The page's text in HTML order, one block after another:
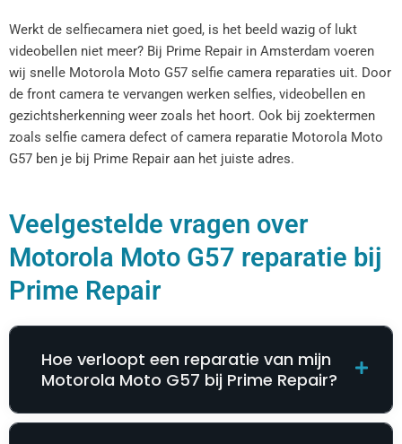
Werkt de selfiecamera niet goed, is het beeld wazig of lukt
videobellen niet meer? Bij Prime Repair in Amsterdam voeren
wij snelle Motorola Moto G57 selfie camera reparaties uit. Door
de front camera te vervangen werken selfies, videobellen en
gezichtsherkenning weer zoals het hoort. Ook bij zoektermen
zoals selfie camera defect of camera reparatie Motorola Moto
G57 ben je bij Prime Repair aan het juiste adres.
Veelgestelde vragen over
Motorola Moto G57 reparatie bij
Prime Repair
Hoe verloopt een reparatie van mijn
Motorola Moto G57 bij Prime Repair?